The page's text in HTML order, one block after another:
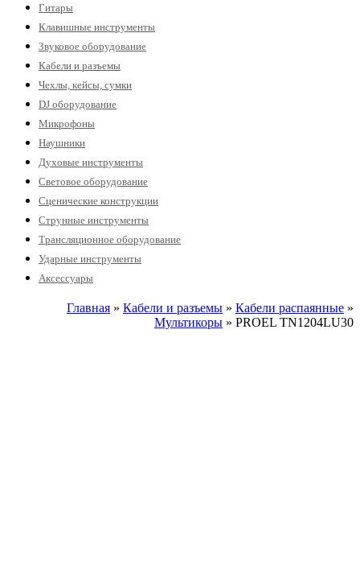
Гитары
Клавишные инструменты
Звуковое оборудование
Кабели и разъемы
Чехлы, кейсы, сумки
DJ оборудование
Микрофоны
Наушники
Духовые инструменты
Световое оборудование
Сценические конструкции
Струнные инструменты
Трансляционное оборудование
Ударные инструменты
Аксессуары
Главная » Кабели и разъемы » Кабели распаянные »
Мультикоры » PROEL TN1204LU30